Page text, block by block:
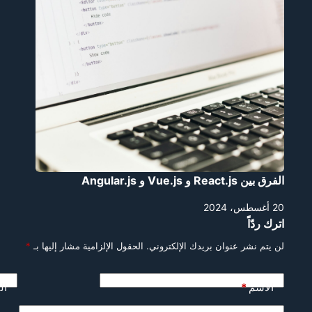
الفرق بين React.js و Vue.js و Angular.js
20 أغسطس، 2024
اترك ردّاً
لن يتم نشر عنوان بريدك الإلكتروني. الحقول الإلزامية مشار إليها بـ *
الاسم*